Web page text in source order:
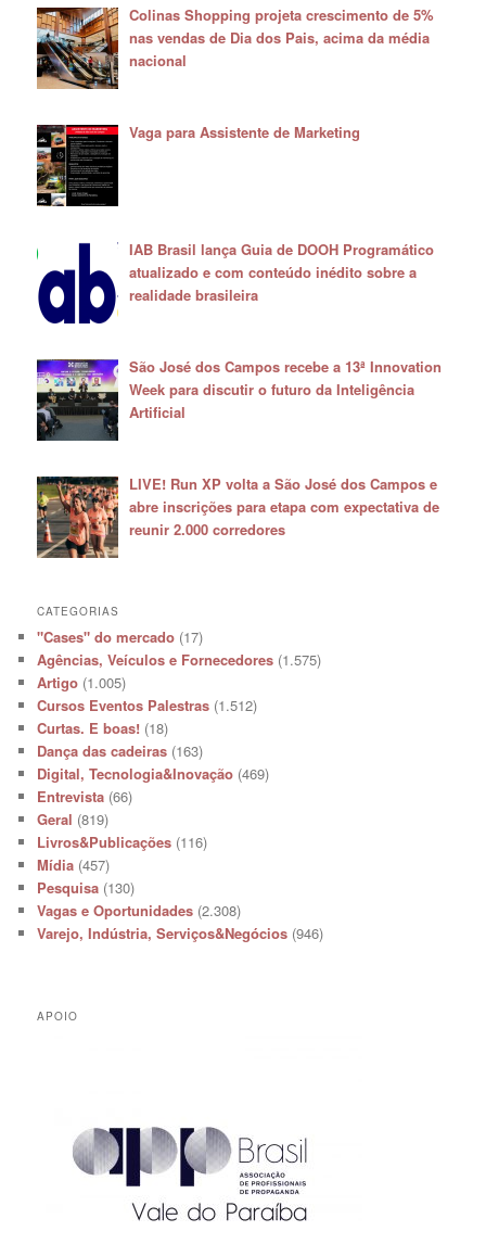
Colinas Shopping projeta crescimento de 5%
nas vendas de Dia dos Pais, acima da média
nacional
Vaga para Assistente de Marketing
IAB Brasil lança Guia de DOOH Programático
atualizado e com conteúdo inédito sobre a
realidade brasileira
São José dos Campos recebe a 13ª Innovation
Week para discutir o futuro da Inteligência
Artificial
LIVE! Run XP volta a São José dos Campos e
abre inscrições para etapa com expectativa de
reunir 2.000 corredores
CATEGORIAS
"Cases" do mercado (17)
Agências, Veículos e Fornecedores (1.575)
Artigo (1.005)
Cursos Eventos Palestras (1.512)
Curtas. E boas! (18)
Dança das cadeiras (163)
Digital, Tecnologia&Inovação (469)
Entrevista (66)
Geral (819)
Livros&Publicações (116)
Mídia (457)
Pesquisa (130)
Vagas e Oportunidades (2.308)
Varejo, Indústria, Serviços&Negócios (946)
APOIO